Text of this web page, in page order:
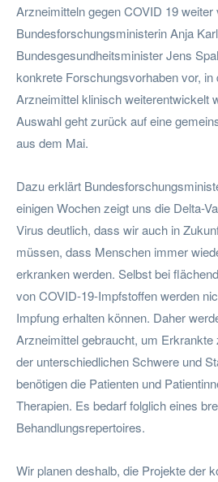
Arzneimitteln gegen COVID 19 weiter
Bundesforschungsministerin Anja
Bundesgesundheitsminister Jens
konkrete Forschungsvorhaben vor,
Arzneimittel klinisch weiterentwickelt
Auswahl geht zurück auf eine
aus dem Mai.
Dazu erklärt
einigen Wochen zeigt uns die Delta-
Virus deutlich, dass wir auch in
müssen, dass Menschen immer
erkranken werden. Selbst bei
von COVID-19-Impfstoffen werden
Impfung erhalten können. Daher
Arzneimittel gebraucht, um Erkrankte
der unterschiedlichen Schwere und
benötigen die Patienten und
Therapien. Es bedarf folglich eines
Behandlungsrepertoires.
Wir planen deshalb, die Projekte der